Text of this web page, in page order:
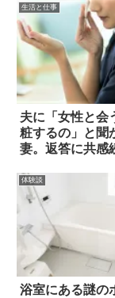
生活と仕事
夫に「女性と会
粧するの」と聞
妻。返答に共感
体験談
浴室にある謎の